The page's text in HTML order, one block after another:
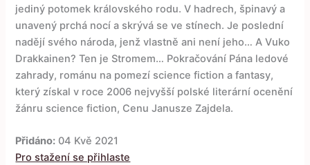
jediný potomek královského rodu. V hadrech, špinavý a
unavený prchá nocí a skrývá se ve stínech. Je poslední
nadějí svého národa, jenž vlastně ani není jeho… A Vuko
Drakkainen? Ten je Stromem… Pokračování Pána ledové
zahrady, románu na pomezí science fiction a fantasy,
který získal v roce 2006 nejvyšší polské literární ocenění
žánru science fiction, Cenu Janusze Zajdela.
Přidáno: 04 Kvě 2021
Pro stažení se přihlaste